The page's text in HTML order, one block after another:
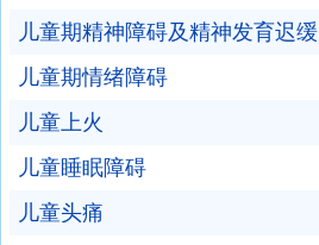
儿童期精神障碍及精神发育迟缓
儿童期情绪障碍
儿童上火
儿童睡眠障碍
儿童头痛